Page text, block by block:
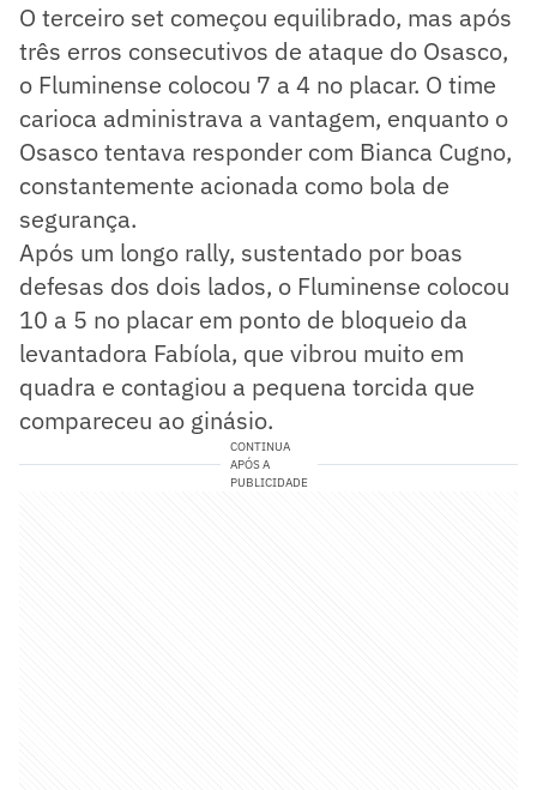
O terceiro set começou equilibrado, mas após
três erros consecutivos de ataque do Osasco,
o Fluminense colocou 7 a 4 no placar. O time
carioca administrava a vantagem, enquanto o
Osasco tentava responder com Bianca Cugno,
constantemente acionada como bola de
segurança.
Após um longo rally, sustentado por boas
defesas dos dois lados, o Fluminense colocou
10 a 5 no placar em ponto de bloqueio da
levantadora Fabíola, que vibrou muito em
quadra e contagiou a pequena torcida que
compareceu ao ginásio.
CONTINUA
APÓS A
PUBLICIDADE